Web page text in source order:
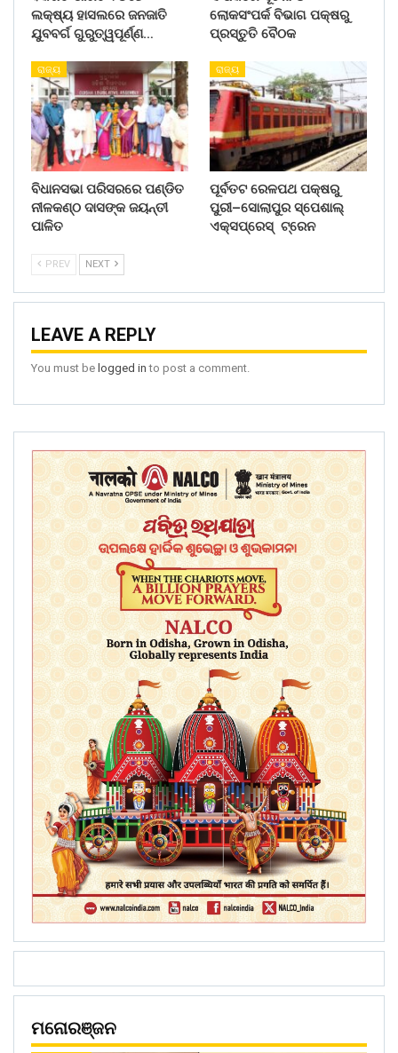
ଲକ୍ଷ୍ୟ ହାସଲରେ ଜନଜାତି
ଯୁବବର୍ଗ ଗୁରୁତ୍ୱପୂର୍ଣ୍ଣ…
ଲୋକସଂପର୍କ ବିଭାଗ ପକ୍ଷରୁ
ପ୍ରସ୍ତୁତି ବୈଠକ
ରାଜ୍ୟ
ବିଧାନସଭା ପରିସରରେ ପଣ୍ଡିତ
ନୀଳକଣ୍ଠ ଦାସଙ୍କ ଜୟନ୍ତୀ
ପାଳିତ
ରାଜ୍ୟ
ପୂର୍ବତଟ ରେଳପଥ ପକ୍ଷରୁ
ପୁରୀ–ସୋଲାପୁର ସ୍ପେଶାଲ୍
ଏକ୍ସପ୍ରେସ୍ ଟ୍ରେନ
PREV NEXT
LEAVE A REPLY
You must be logged in to post a comment.
ମନୋରଞ୍ଜନ